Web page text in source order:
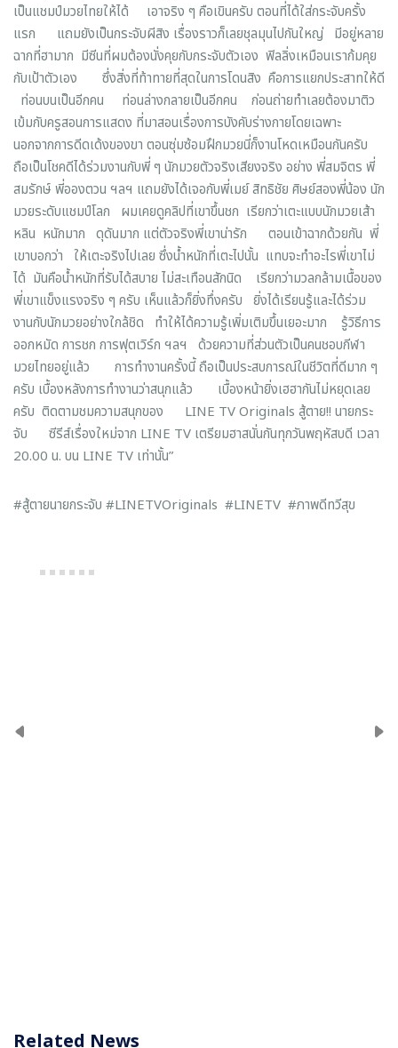
เป็นแชมป์มวยไทยให้ได้ เอาจริง ๆ คือเขินครับ ตอนที่ได้ใส่กระจับครั้ง
แรก แถมยังเป็นกระจับผีสิง เรื่องราวก็เลยชุลมุนไปกันใหญ่ มีอยู่หลาย
ฉากที่ฮามาก มีซีนที่ผมต้องนั่งคุยกับกระจับตัวเอง ฟิลลิ่งเหมือนเราก้มคุย
กับเป้าตัวเอง
ซึ่งสิ่งที่ท้าทายที่สุดในการโดนสิง คือการแยกประสาทให้ดี
ท่อนบนเป็นอีกคน ท่อนล่างกลายเป็นอีกคน ก่อนถ่ายทำเลยต้องมาติว
เข้มกับครูสอนการแสดง ที่มาสอนเรื่องการบังคับร่างกายโดยเฉพาะ
นอกจากการดีดเด้งของขา ตอนซุ่มซ้อมฝึกมวยนี่ก็งานโหดเหมือนกันครับ
ถือเป็นโชคดีได้ร่วมงานกับพี่ ๆ นักมวยตัวจริงเสียงจริง อย่าง พี่สมจิตร พี่
สมรักษ์ พี่อองตวน ฯลฯ แถมยังได้เจอกับพี่เมย์ สิทธิชัย ศิษย์สองพี่น้อง นัก
มวยระดับแชมป์โลก ผมเคยดูคลิปที่เขาขึ้นชก เรียกว่าเตะแบบนักมวยเส้า
หลิน หนักมาก ดุดันมาก แต่ตัวจริงพี่เขาน่ารัก ตอนเข้าฉากด้วยกัน พี่
เขาบอกว่า ให้เตะจริงไปเลย ซึ่งน้ำหนักที่เตะไปนั้น แทบจะทำอะไรพี่เขาไม่
ได้ มันคือน้ำหนักที่รับได้สบาย ไม่สะเทือนสักนิด เรียกว่ามวลกล้ามเนื้อของ
พี่เขาแข็งแรงจริง ๆ ครับ เห็นแล้วก็ยิ่งทึ่งครับ ยิ่งได้เรียนรู้และได้ร่วม
งานกับนักมวยอย่างใกล้ชิด ทำให้ได้ความรู้เพิ่มเติมขึ้นเยอะมาก รู้วิธีการ
ออกหมัด การชก การฟุตเวิร์ก ฯลฯ ด้วยความที่ส่วนตัวเป็นคนชอบกีฬา
มวยไทยอยู่แล้ว การทำงานครั้งนี้ ถือเป็นประสบการณ์ในชีวิตที่ดีมาก ๆ
ครับ เบื้องหลังการทำงานว่าสนุกแล้ว เบื้องหน้ายิ่งเฮฮากันไม่หยุดเลย
ครับ ติดตามชมความสนุกของ LINE TV Originals สู้ตาย!! นายกระ
จับ ซีรีส์เรื่องใหม่จาก LINE TV เตรียมฮาสนั่นกันทุกวันพฤหัสบดี เวลา
20.00 น. บน LINE TV เท่านั้น”
#สู้ตายนายกระจับ #LINETVOriginals #LINETV #ภาพดีทวีสุข
Related News